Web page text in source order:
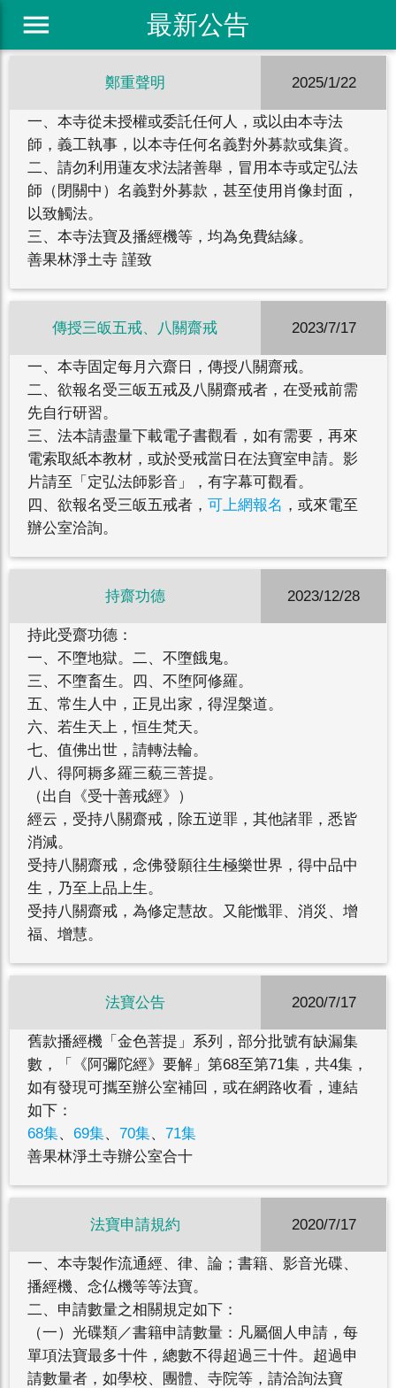
最新公告
menu
鄭重聲明 2025/1/22
一、本寺從未授權或委託任何人，或以由本寺法
師，義工執事，以本寺任何名義對外募款或集資。
二、請勿利用蓮友求法諸善舉，冒用本寺或定弘法
師（閉關中）名義對外募款，甚至使用肖像封面，
以致觸法。
三、本寺法寶及播經機等，均為免費結緣。
善果林淨土寺 謹致
傳授三皈五戒、八關齋戒 2023/7/17
一、本寺固定每月六齋日，傳授八關齋戒。
二、欲報名受三皈五戒及八關齋戒者，在受戒前需
先自行研習。
三、法本請盡量下載電子書觀看，如有需要，再來
電索取紙本教材，或於受戒當日在法寶室申請。影
片請至「定弘法師影音」，有字幕可觀看。
四、欲報名受三皈五戒者， 可上網報名 ，或來電至
辦公室洽詢。
持齋功德 2023/12/28
持此受齋功德：
一、不墮地獄。二、不墮餓鬼。
三、不墮畜生。四、不堕阿修羅。
五、常生人中，正見出家，得涅槃道。
六、若生天上，恒生梵天。
七、值佛出世，請轉法輪。
八、得阿耨多羅三藐三菩提。
（出自《受十善戒經》）
經云，受持八關齋戒，除五逆罪，其他諸罪，悉皆
消減。
受持八關齋戒，念佛發願往生極樂世界，得中品中
生，乃至上品上生。
受持八關齋戒，為修定慧故。又能懺罪、消災、增
福、增慧。
法寶公告 2020/7/17
舊款播經機「金色菩提」系列，部分批號有缺漏集
數，「《阿彌陀經》要解」第68至第71集，共4集，
如有發現可攜至辦公室補回，或在網路收看，連結
如下：
68集、 69集、 70集、 71集
善果林淨土寺辦公室合十
法寶申請規約 2020/7/17
一、本寺製作流通經、律、論；書籍、影音光碟、
播經機、念仏機等等法寶。
二、申請數量之相關規定如下：
（一）光碟類／書籍申請數量：凡屬個人申請，每
單項法寶最多十件，總數不得超過三十件。超過申
請數量者，如學校、團體、寺院等，請洽詢法寶